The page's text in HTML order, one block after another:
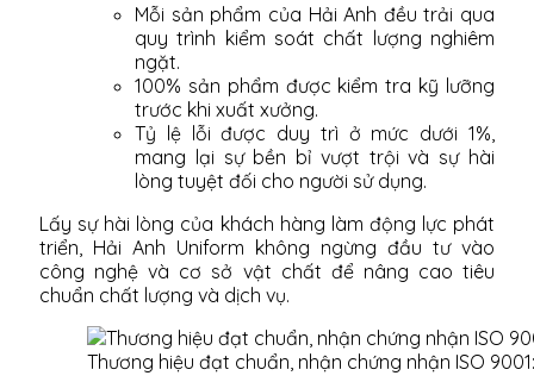
Mỗi sản phẩm của Hải Anh đều trải qua
quy trình kiểm soát chất lượng nghiêm
ngặt.
100% sản phẩm được kiểm tra kỹ lưỡng
trước khi xuất xưởng.
Tỷ lệ lỗi được duy trì ở mức dưới 1%,
mang lại sự bền bỉ vượt trội và sự hài
lòng tuyệt đối cho người sử dụng.
Lấy sự hài lòng của khách hàng làm động lực phát
triển, Hải Anh Uniform không ngừng đầu tư vào
công nghệ và cơ sở vật chất để nâng cao tiêu
chuẩn chất lượng và dịch vụ.
Thương hiệu đạt chuẩn, nhận chứng nhận ISO